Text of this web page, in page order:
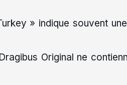
» indique souvent
Original ne